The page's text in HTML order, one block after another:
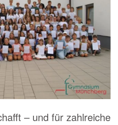
– und für zahlreiche